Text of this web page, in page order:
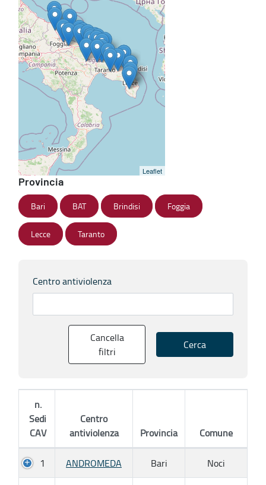
Leaflet
Provincia
Bari BAT Brindisi Foggia
Lecce Taranto
Centro antiviolenza
Cancella
filtri
Cerca
n.
Sedi
CAV
Centro
antiviolenza
Provincia Comune
1 ANDROMEDA Bari Noci